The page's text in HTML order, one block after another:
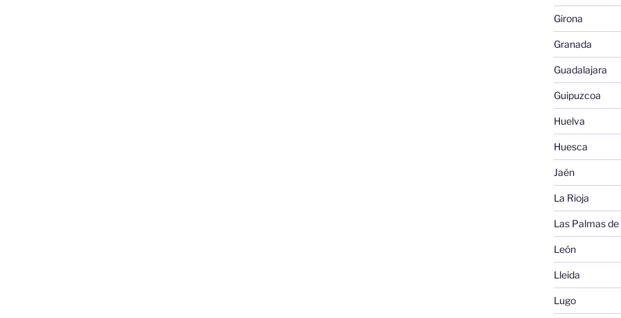
Girona
Granada
Guadalajara
Guipuzcoa
Huelva
Huesca
Jaén
La Rioja
Las Palmas
León
Lleida
Lugo